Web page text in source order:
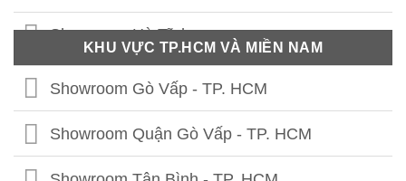
Showroom Thái Nguyên
Showroom Phú Thọ
Showroom Tuyên Quang
Showroom Hà Giang
Showroom Hà Tĩnh
Showroom Quảng Bình
Showroom Quảng Trị
Showroom Thừa Thiên Huế
KHU VỰC TP.HCM VÀ MIỀN NAM
Showroom Gò Vấp - TP. HCM
Showroom Quận Gò Vấp - TP. HCM